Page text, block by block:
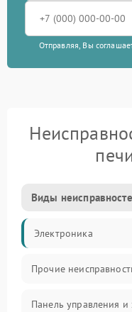
Отправляя, Вы
Виды
Электроника
Прочие
Панель управления и